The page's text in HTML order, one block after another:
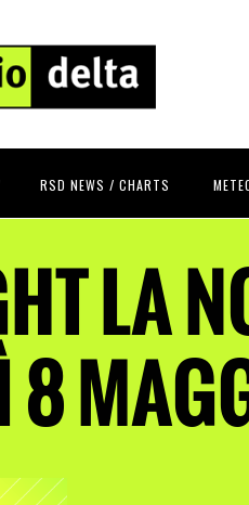
RSD NEWS / CHARTS
LA
8